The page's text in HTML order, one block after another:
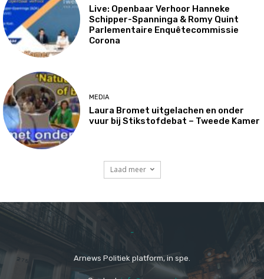
Live: Openbaar Verhoor Hanneke
Schipper-Spanninga & Romy Quint
Parlementaire Enquêtecommissie
Corona
MEDIA
Laura Bromet uitgelachen en onder
vuur bij Stikstofdebat – Tweede Kamer
Laad meer
-
Arnews Politiek platform, in spe.